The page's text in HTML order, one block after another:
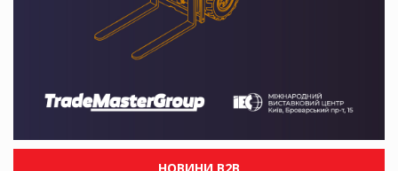
НОВИНИ B2B